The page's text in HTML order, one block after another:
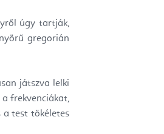
úgy tartják,
gregorián
játszva lelki
frekvenciákat,
a test tökéletes